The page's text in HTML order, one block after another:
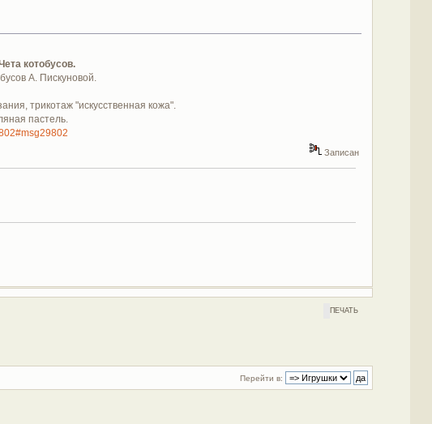
котобусов.
А. Пискуновой.
трикотаж "искусственная кожа".
пастель.
Записан
ПЕЧАТЬ
Перейти в: